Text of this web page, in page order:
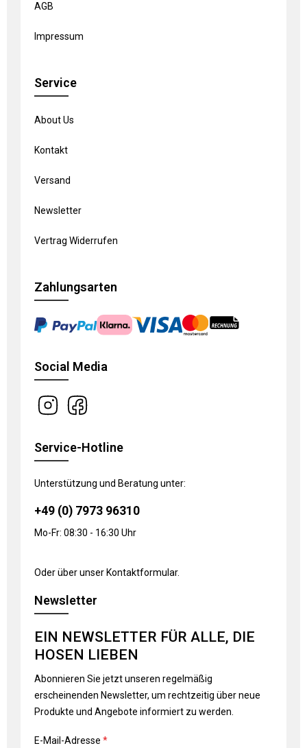
AGB
Impressum
Service
About Us
Kontakt
Versand
Newsletter
Vertrag Widerrufen
Zahlungsarten
Social Media
Service-Hotline
Unterstützung und Beratung unter:
+49 (0) 7973 96310
Mo-Fr: 08:30 - 16:30 Uhr
Oder über unser Kontaktformular.
Newsletter
EIN NEWSLETTER FÜR ALLE, DIE
HOSEN LIEBEN
Abonnieren Sie jetzt unseren regelmäßig
erscheinenden Newsletter, um rechtzeitig über neue
Produkte und Angebote informiert zu werden.
E-Mail-Adresse *